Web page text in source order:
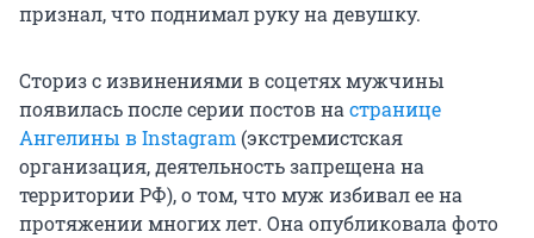
признал, что поднимал руку на девушку.
Сториз с извинениями в соцетях мужчины
появилась после серии постов настранице
Ангелины в Instagram (экстремистская
организация, деятельность запрещена на
территории РФ), о том, что муж избивал ее на
протяжении многих лет. Она опубликовала фото